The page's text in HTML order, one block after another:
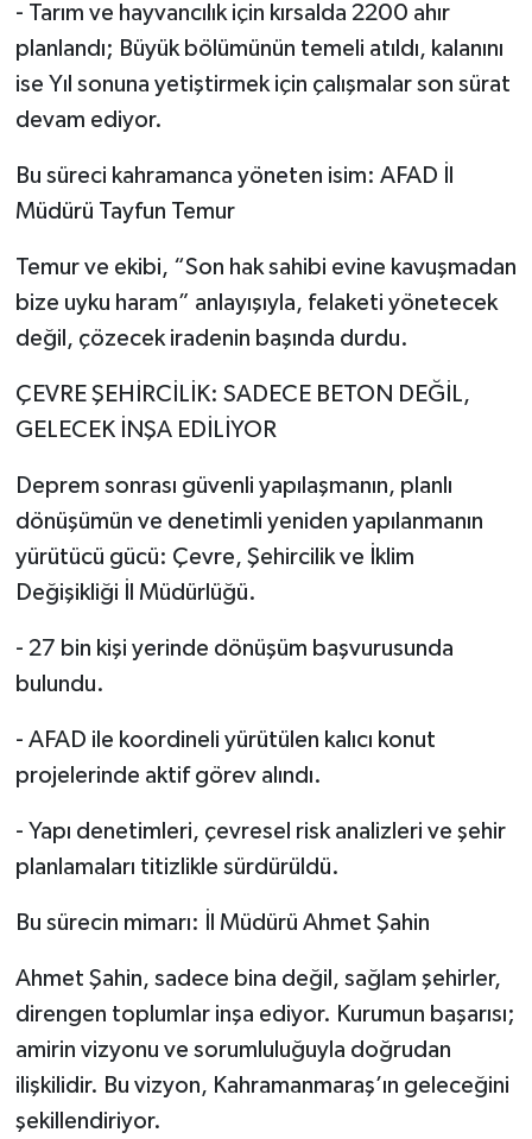
- Tarım ve hayvancılık için kırsalda 2200 ahır
planlandı; Büyük bölümünün temeli atıldı, kalanını
ise Yıl sonuna yetiştirmek için çalışmalar son sürat
devam ediyor.
Bu süreci kahramanca yöneten isim: AFAD İl
Müdürü Tayfun Temur
Temur ve ekibi, “Son hak sahibi evine kavuşmadan
bize uyku haram” anlayışıyla, felaketi yönetecek
değil, çözecek iradenin başında durdu.
ÇEVRE ŞEHİRCİLİK: SADECE BETON DEĞİL,
GELECEK İNŞA EDİLİYOR
Deprem sonrası güvenli yapılaşmanın, planlı
dönüşümün ve denetimli yeniden yapılanmanın
yürütücü gücü: Çevre, Şehircilik ve İklim
Değişikliği İl Müdürlüğü.
- 27 bin kişi yerinde dönüşüm başvurusunda
bulundu.
- AFAD ile koordineli yürütülen kalıcı konut
projelerinde aktif görev alındı.
- Yapı denetimleri, çevresel risk analizleri ve şehir
planlamaları titizlikle sürdürüldü.
Bu sürecin mimarı: İl Müdürü Ahmet Şahin
Ahmet Şahin, sadece bina değil, sağlam şehirler,
direngen toplumlar inşa ediyor. Kurumun başarısı;
amirin vizyonu ve sorumluluğuyla doğrudan
ilişkilidir. Bu vizyon, Kahramanmaraş’ın geleceğini
şekillendiriyor.